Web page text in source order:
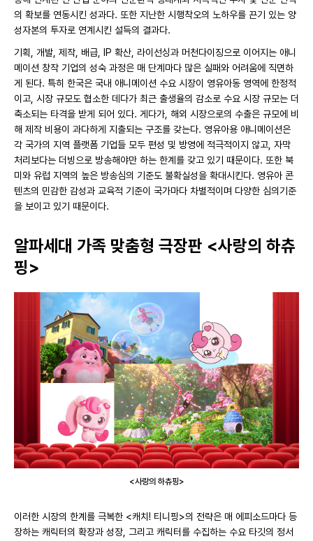
의 확보를 연동시킨 성과다. 또한 지난한 시행착오의 노하우를 끈기 있는 양
성자본의 투자로 연계시킨 설득의 결과다.
기획, 개발, 제작, 배급, IP 확산, 라이선싱과 머천다이징으로 이어지는 애니
메이션 창작 기업의 성숙 과정은 매 단계마다 많은 실패와 어려움에 직면하
게 된다. 특히 한국은 국내 애니메이션 수요 시장이 영유아동 영역에 한정적
이고, 시장 규모도 협소한 데다가 최근 출생율의 감소로 수요 시장 규모는 더
축소되는 타격을 받게 되어 있다. 게다가, 해외 시장으로의 수출은 규모에 비
해 제작 비용이 과다하게 지출되는 구조를 갖는다. 영유아용 애니메이션은
각 국가의 지역 플랫폼 기업들 모두 편성 및 방영에 적극적이지 않고, 자막
처리보다는 더빙으로 방송해야만 하는 한계를 갖고 있기 때문이다. 또한 북
미와 유럽 지역의 높은 방송심의 기준도 불확실성을 확대시킨다. 영유아 콘
텐츠의 민감한 감성과 교육적 기준이 국가마다 차별적이며 다양한 심의기준
을 보이고 있기 때문이다.
알파세대 가족 맞춤형 극장판 <사랑의 하츄
핑>
<사랑의 하츄핑>
이러한 시장의 한계를 극복한 <캐치! 티니핑>의 전략은 매 에피소드마다 등
장하는 캐릭터의 확장과 성장, 그리고 캐릭터를 수집하는 수요 타깃의 정서